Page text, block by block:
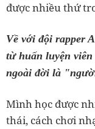
được nhiều thứ
Về với đội rapper
từ huấn luyện
ngoài đời là
Mình học được
thái, cách chơi